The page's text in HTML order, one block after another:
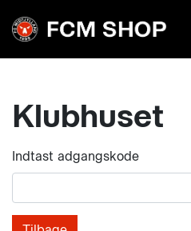
Klubhuset
Indtast adgangskode